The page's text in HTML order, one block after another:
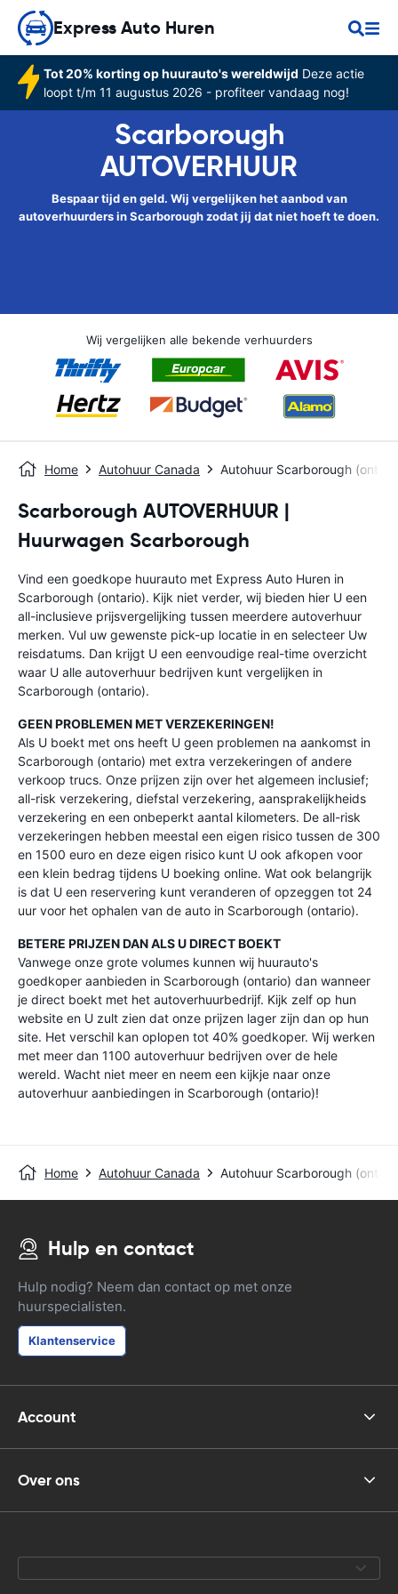
Express Auto Huren
Tot 20% korting op huurauto's wereldwijd Deze actie
loopt t/m 11 augustus 2026 - profiteer vandaag nog!
Scarborough
AUTOVERHUUR
Bespaar tijd en geld. Wij vergelijken het aanbod van
autoverhuurders in Scarborough zodat jij dat niet hoeft te doen.
Wij vergelijken alle bekende verhuurders
Home Autohuur Canada Autohuur Scarborough
Scarborough AUTOVERHUUR |
Huurwagen Scarborough
Vind een goedkope huurauto met Express Auto Huren in
Scarborough (ontario). Kijk niet verder, wij bieden hier U een
all-inclusieve prijsvergelijking tussen meerdere autoverhuur
merken. Vul uw gewenste pick-up locatie in en selecteer Uw
reisdatums. Dan krijgt U een eenvoudige real-time overzicht
waar U alle autoverhuur bedrijven kunt vergelijken in
Scarborough (ontario).
GEEN PROBLEMEN MET VERZEKERINGEN!
Als U boekt met ons heeft U geen problemen na aankomst in
Scarborough (ontario) met extra verzekeringen of andere
verkoop trucs. Onze prijzen zijn over het algemeen inclusief;
all-risk verzekering, diefstal verzekering, aansprakelijkheids
verzekering en een onbeperkt aantal kilometers. De all-risk
verzekeringen hebben meestal een eigen risico tussen de 300
en 1500 euro en deze eigen risico kunt U ook afkopen voor
een klein bedrag tijdens U boeking online. Wat ook belangrijk
is dat U een reservering kunt veranderen of opzeggen tot 24
uur voor het ophalen van de auto in Scarborough (ontario).
BETERE PRIJZEN DAN ALS U DIRECT BOEKT
Vanwege onze grote volumes kunnen wij huurauto's
goedkoper aanbieden in Scarborough (ontario) dan wanneer
je direct boekt met het autoverhuurbedrijf. Kijk zelf op hun
website en U zult zien dat onze prijzen lager zijn dan op hun
site. Het verschil kan oplopen tot 40% goedkoper. Wij werken
met meer dan 1100 autoverhuur bedrijven over de hele
wereld. Wacht niet meer en neem een kijkje naar onze
autoverhuur aanbiedingen in Scarborough (ontario)!
Home Autohuur Canada Autohuur Scarborough
Hulp en contact
Hulp nodig? Neem dan contact op met onze
huurspecialisten.
Klantenservice
Account
Over ons